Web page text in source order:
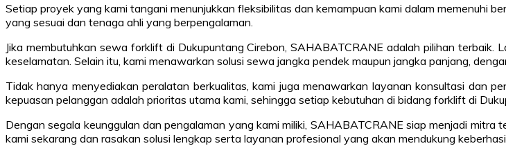
Setiap proyek yang kami tangani menunjukkan fleksibilitas dan kemampuan kami dalam memenuhi
yang sesuai dan tenaga ahli yang berpengalaman.
Jika membutuhkan sewa forklift di Dukupuntang Cirebon, SAHABATCRANE adalah pilihan
keselamatan. Selain itu, kami menawarkan solusi sewa jangka pendek maupun jangka panjang,
Tidak hanya menyediakan peralatan berkualitas, kami juga menawarkan layanan konsultasi dan
kepuasan pelanggan adalah prioritas utama kami, sehingga setiap kebutuhan di bidang forklift di
Dengan segala keunggulan dan pengalaman yang kami miliki, SAHABATCRANE siap menjadi
kami sekarang dan rasakan solusi lengkap serta layanan profesional yang akan mendukung